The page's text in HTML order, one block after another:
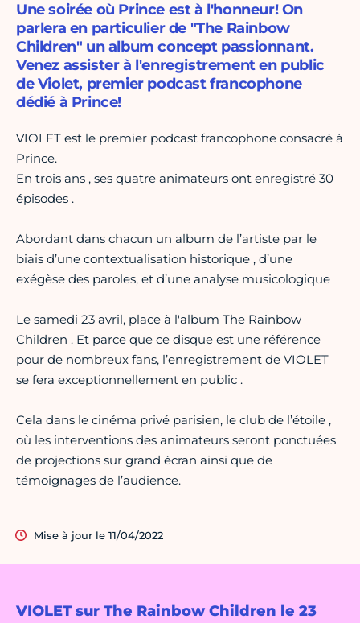
VIOLET sur The Rainbow Children le 23
Une soirée où Prince est à l'honneur! On
parlera en particulier de "The Rainbow
Children" un album concept passionnant.
Venez assister à l'enregistrement en public
de Violet, premier podcast francophone
dédié à Prince!
VIOLET est le premier podcast francophone consacré à
Prince.
En trois ans , ses quatre animateurs ont enregistré 30
épisodes .
Abordant dans chacun un album de l’artiste par le
biais d’une contextualisation historique , d’une
exégèse des paroles, et d’une analyse musicologique
Le samedi 23 avril, place à l'album The Rainbow
Children . Et parce que ce disque est une référence
pour de nombreux fans, l’enregistrement de VIOLET
se fera exceptionnellement en public .
Cela dans le cinéma privé parisien, le club de l’étoile ,
où les interventions des animateurs seront ponctuées
de projections sur grand écran ainsi que de
témoignages de l’audience.
Mise à jour le 11/04/2022